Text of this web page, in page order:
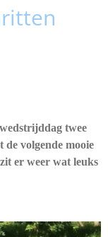
twee
de volgende mooie
er weer wat leuks